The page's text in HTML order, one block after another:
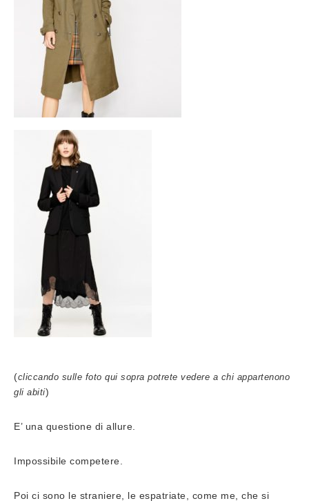
(cliccando sulle foto qui sopra potrete vedere a chi appartenono
gli abiti)
E’ una questione di allure.
Impossibile competere.
Poi ci sono le straniere, le espatriate, come me, che si